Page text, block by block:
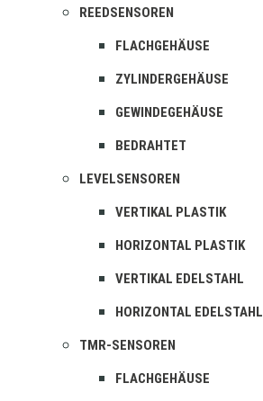
REEDSENSOREN
FLACHGEHÄUSE
ZYLINDERGEHÄUSE
GEWINDEGEHÄUSE
BEDRAHTET
LEVELSENSOREN
VERTIKAL PLASTIK
HORIZONTAL PLASTIK
VERTIKAL EDELSTAHL
HORIZONTAL EDELSTAHL
TMR-SENSOREN
FLACHGEHÄUSE